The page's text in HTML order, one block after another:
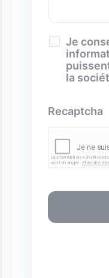
Je
la
Recaptcha